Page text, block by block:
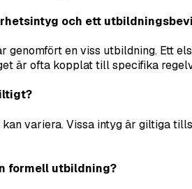
och ett
genomfört en viss utbildning. Ett
är ofta kopplat till specifika
variera. Vissa intyg är giltiga
formell utbildning?